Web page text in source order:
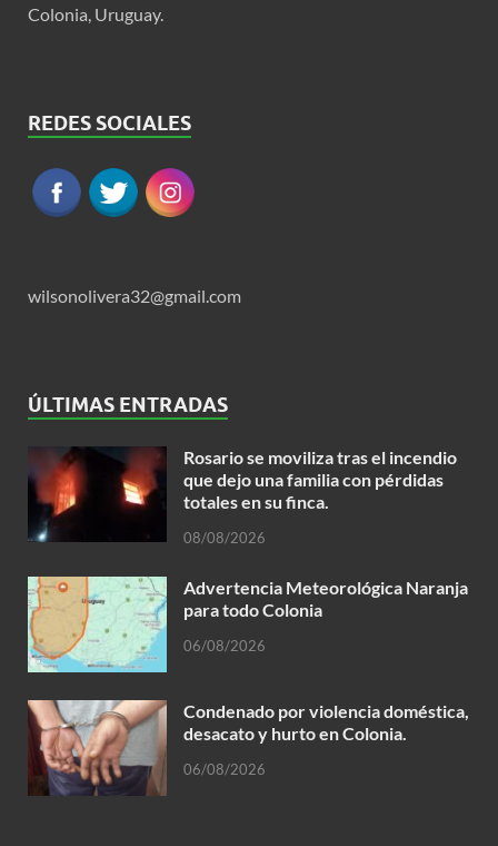
Colonia, Uruguay.
REDES SOCIALES
wilsonolivera32@gmail.com
ÚLTIMAS ENTRADAS
Rosario se moviliza tras el incendio
que dejo una familia con pérdidas
totales en su finca.
08/08/2026
Advertencia Meteorológica Naranja
para todo Colonia
06/08/2026
Condenado por violencia doméstica,
desacato y hurto en Colonia.
06/08/2026